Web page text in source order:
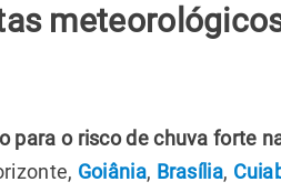
para o risco de chuva forte
Goiânia, Brasília,